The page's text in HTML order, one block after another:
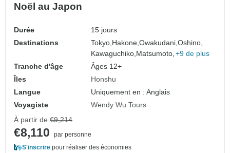
Noël au Japon
Durée
15 jours
Destinations
Tokyo, Hakone,Owakudani,Oshino,
Kawaguchiko, Matsumoto, +9 de plus
Tranche d'âge
Âges 12+
Îles
Honshu
Langue
Uniquement en : Anglais
Voyagiste
Wendy Wu Tours
À partir de €9,214
€8,110
par personne
S'inscrire pour réaliser des économies